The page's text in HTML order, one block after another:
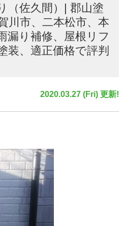
（佐久間）| 郡山塗
川市、二本松市、本
漏り補修、屋根リフ
装、適正価格で評判
2020.03.27 (Fri) 更新!